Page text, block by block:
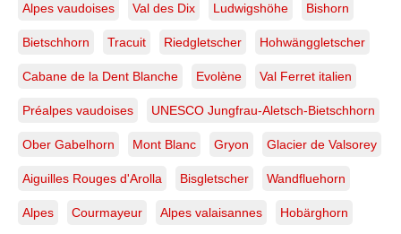
Alpes vaudoises Val des Dix Ludwigshöhe Bishorn
Bietschhorn Tracuit Riedgletscher Hohwänggletscher
Cabane de la Dent Blanche Evolène Val Ferret italien
Préalpes vaudoises UNESCO Jungfrau-Aletsch-Bietschhorn
Ober Gabelhorn Mont Blanc Gryon Glacier de Valsorey
Aiguilles Rouges d'Arolla Bisgletscher Wandfluehorn
Alpes Courmayeur Alpes valaisannes Hobärghorn